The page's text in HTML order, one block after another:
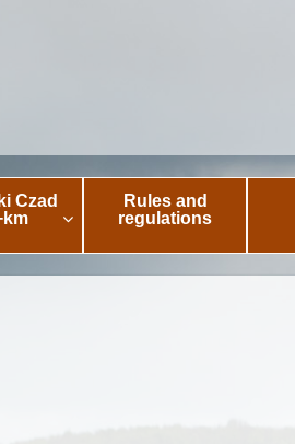
Czad
Rules and
regulations